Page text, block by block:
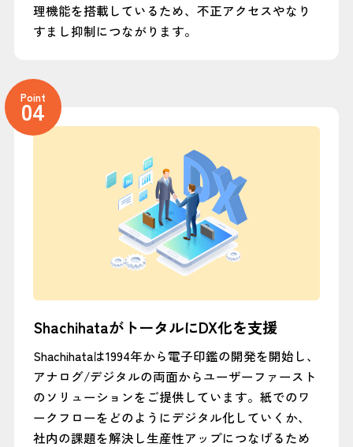
理機能を搭載しているため、不正アクセスやなり
すまし抑制につながります。
ShachihataがトータルにDX化を支援
Shachihataは1994年から電子印鑑の開発を開始し、
アナログ/デジタルの両面からユーザーファースト
のソリューションをご提供しています。紙でのワ
ークフローをどのようにデジタル化していくか、
社内の課題を解決し生産性アップにつなげるため
Point
04